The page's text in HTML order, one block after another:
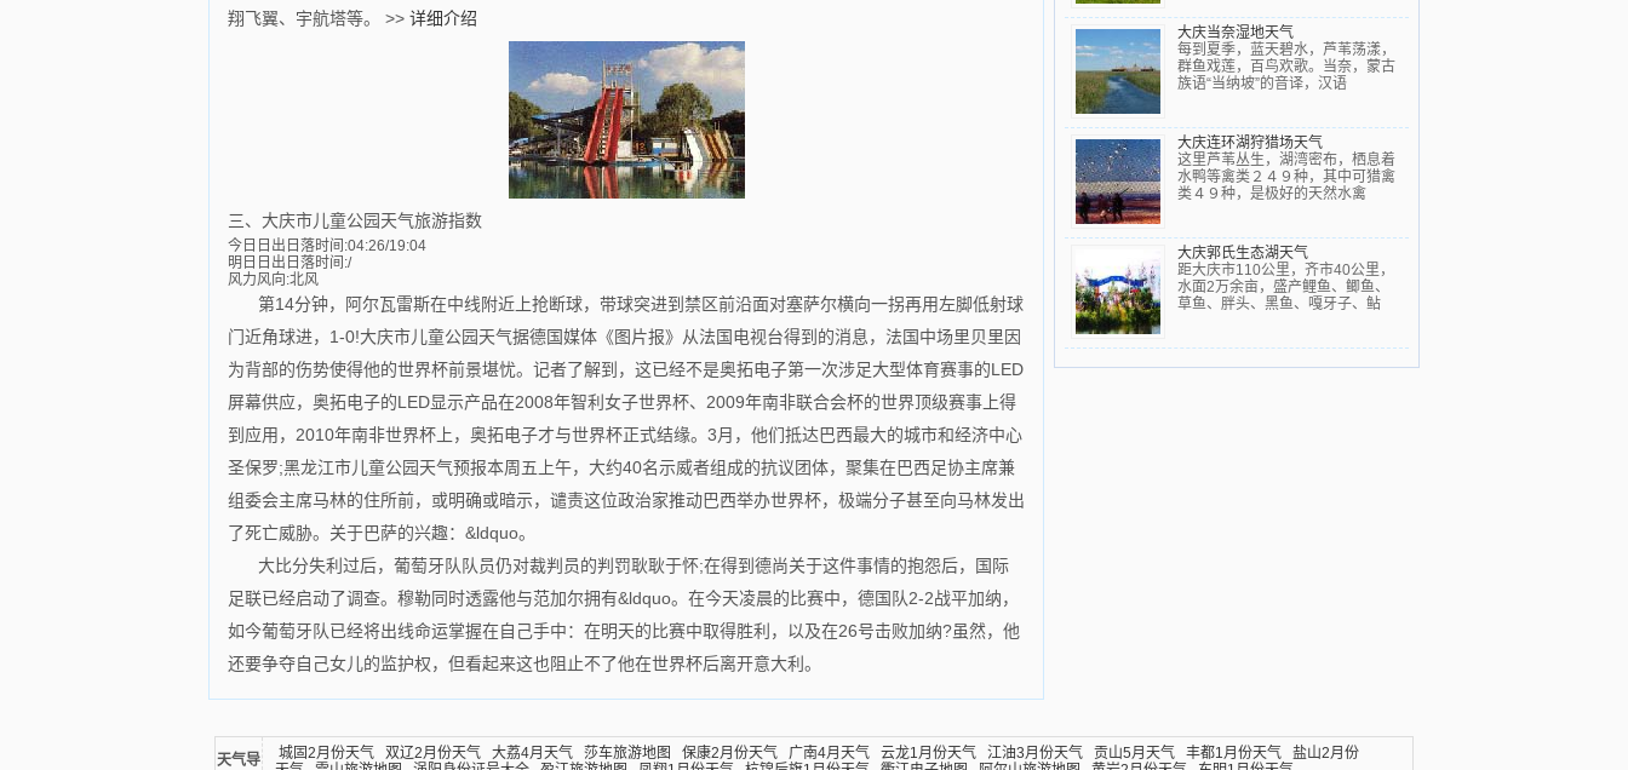
翔飞翼、宇航塔等。 >> 详细介绍
三、大庆市儿童公园天气旅游指数
今日日出日落时间:04:26/19:04
明日日出日落时间:/
风力风向:北风
第14分钟，阿尔瓦雷斯在中线附近上抢断球，带球突进到禁区前沿面对塞萨尔横向一拐再用左脚低射球
门近角球进，1-0!大庆市儿童公园天气据德国媒体《图片报》从法国电视台得到的消息，法国中场里贝里因
为背部的伤势使得他的世界杯前景堪忧。记者了解到，这已经不是奥拓电子第一次涉足大型体育赛事的LED
屏幕供应，奥拓电子的LED显示产品在2008年智利女子世界杯、2009年南非联合会杯的世界顶级赛事上得
到应用，2010年南非世界杯上，奥拓电子才与世界杯正式结缘。3月，他们抵达巴西最大的城市和经济中心
圣保罗;黑龙江市儿童公园天气预报本周五上午，大约40名示威者组成的抗议团体，聚集在巴西足协主席兼
组委会主席马林的住所前，或明确或暗示，谴责这位政治家推动巴西举办世界杯，极端分子甚至向马林发出
了死亡威胁。关于巴萨的兴趣：&ldquo。
大比分失利过后，葡萄牙队队员仍对裁判员的判罚耿耿于怀;在得到德尚关于这件事情的抱怨后，国际
足联已经启动了调查。穆勒同时透露他与范加尔拥有&ldquo。在今天凌晨的比赛中，德国队2-2战平加纳，
如今葡萄牙队已经将出线命运掌握在自己手中：在明天的比赛中取得胜利，以及在26号击败加纳?虽然，他
还要争夺自己女儿的监护权，但看起来这也阻止不了他在世界杯后离开意大利。
大庆当奈湿地天气
每到夏季，蓝天碧水，芦苇荡漾，
群鱼戏莲，百鸟欢歌。当奈，蒙古
族语“当纳坡”的音译，汉语
大庆连环湖狩猎场天气
这里芦苇丛生，湖湾密布，栖息着
水鸭等禽类２４９种，其中可猎禽
类４９种，是极好的天然水禽
大庆郭氏生态湖天气
距大庆市110公里，齐市40公里，
水面2万余亩，盛产鲤鱼、鲫鱼、
草鱼、胖头、黑鱼、嘎牙子、鲇
天气导 城固2月份天气 双辽2月份天气 大荔4月天气 莎车旅游地图 保康2月份天气 广南4月天气 云龙1月份天气 江油3月份天气 贡山5月天气 丰都1月份天气
盐山2月份